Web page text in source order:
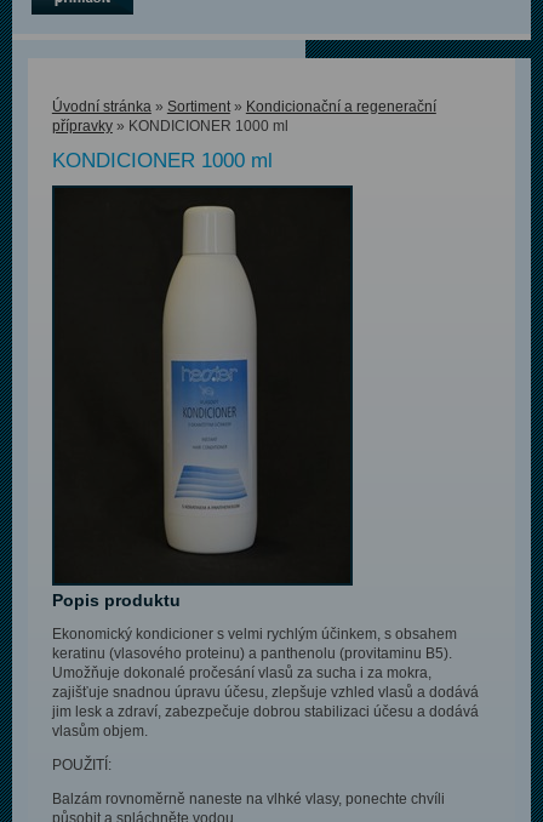
Úvodní stránka» Sortiment» Kondicionační a regenerační
přípravky» KONDICIONER 1000 ml
KONDICIONER 1000 ml
Popis produktu
Ekonomický kondicioner s velmi rychlým účinkem, s obsahem
keratinu (vlasového proteinu) a panthenolu (provitaminu B5).
Umožňuje dokonalé pročesání vlasů za sucha i za mokra,
zajišťuje snadnou úpravu účesu, zlepšuje vzhled vlasů a dodává
jim lesk a zdraví, zabezpečuje dobrou stabilizaci účesu a dodává
vlasům objem.
POUŽITÍ:
Balzám rovnoměrně naneste na vlhké vlasy, ponechte chvíli
působit a spláchněte vodou.